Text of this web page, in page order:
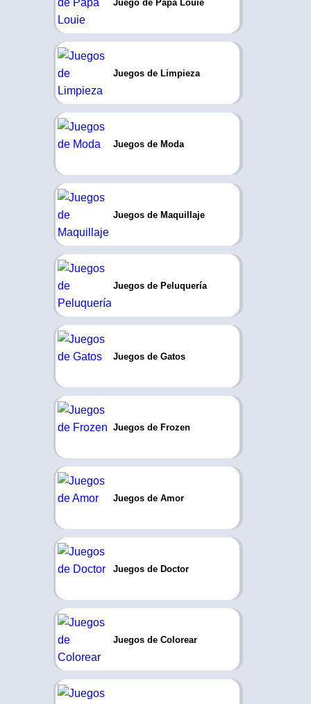
Juego de Papa Louie
Juegos de Limpieza
Juegos de Moda
Juegos de Maquillaje
Juegos de Peluquería
Juegos de Gatos
Juegos de Frozen
Juegos de Amor
Juegos de Doctor
Juegos de Colorear